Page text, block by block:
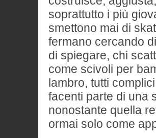
soprattutto i più
smettono mai di
fermano cercando
di spiegare, chi
come scivoli per
lambro, tutti
facenti parte di una
nonostante quella
ormai solo come